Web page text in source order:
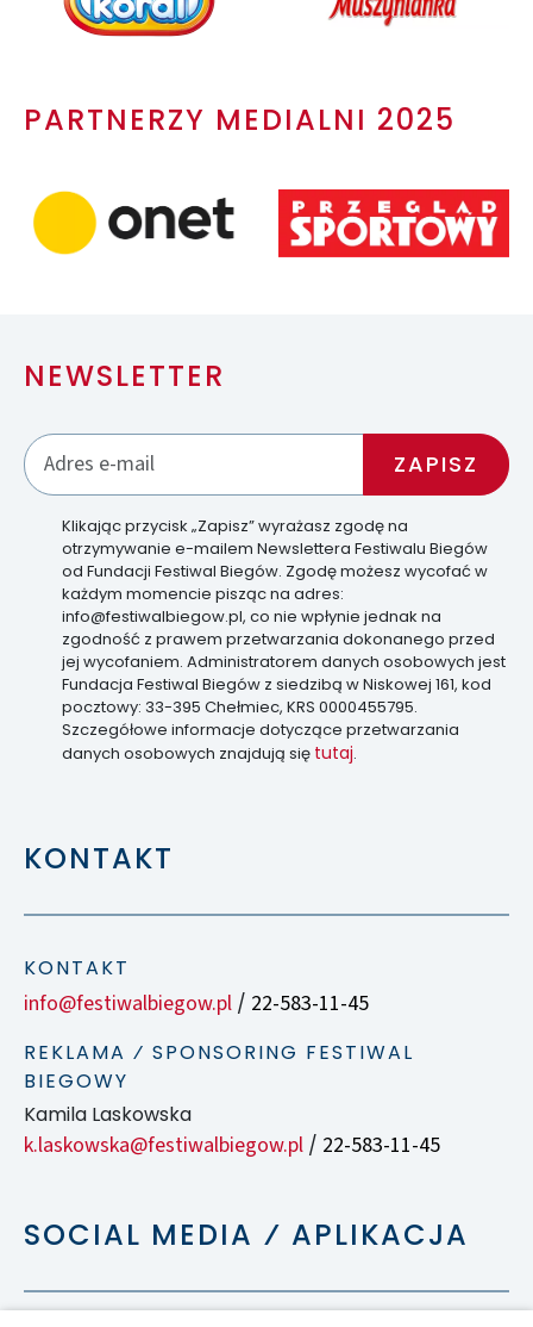
PARTNERZY MEDIALNI 2025
NEWSLETTER
Klikając przycisk „Zapisz” wyrażasz zgodę na
otrzymywanie e-mailem Newslettera Festiwalu Biegów
od Fundacji Festiwal Biegów. Zgodę możesz wycofać w
każdym momencie pisząc na adres:
info@festiwalbiegow.pl, co nie wpłynie jednak na
zgodność z prawem przetwarzania dokonanego przed
jej wycofaniem. Administratorem danych osobowych jest
Fundacja Festiwal Biegów z siedzibą w Niskowej 161, kod
pocztowy: 33-395 Chełmiec, KRS 0000455795.
Szczegółowe informacje dotyczące przetwarzania
danych osobowych znajdują się tutaj.
KONTAKT
KONTAKT
info@festiwalbiegow.pl / 22-583-11-45
REKLAMA ⁄ SPONSORING FESTIWAL
BIEGOWY
Kamila Laskowska
k.laskowska@festiwalbiegow.pl / 22-583-11-45
SOCIAL MEDIA ⁄ APLIKACJA